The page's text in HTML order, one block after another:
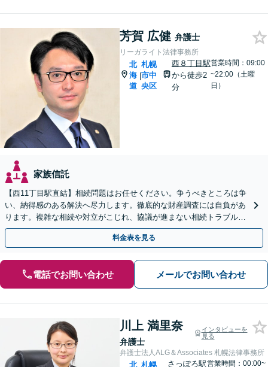
芳賀 広健 弁護士
リーガライト法律事務所
北
海
道
|
札幌
市中
央区
西８丁目駅
から徒歩2
分
営業時間：09:00
~22:00（土曜
日）
家族信託
【西11丁目駅直結】相続問題はお任せください。争うべきところは争
い、納得感のある解決へ尽力します。徹底的な財産調査には自負があ
ります。複雑な相続や対立がこじれ、協議が進まない相続トラブルも
ぜひご相談ください。【土日祝・夜間相談対応可能】
料金表を見る
電話でお問い合わせ メールでお問い合わせ
川上 満里奈
弁護士
インタビューを
見る
弁護士法人ALG＆Associates 札幌法律事務所
北 札幌 さっぽろ駅営業時間：00:00~